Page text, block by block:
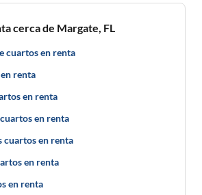
cerca de Margate, FL
cuartos en renta
renta
en renta
en renta
cuartos en renta
en renta
en renta